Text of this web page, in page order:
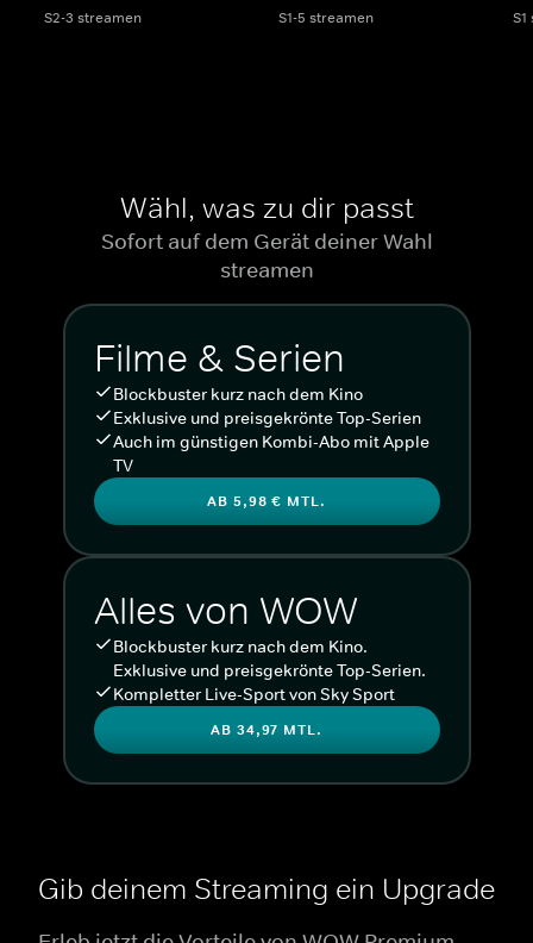
S2-3 streamen S1-5 streamen
Wähl, was zu dir passt
Sofort auf dem Gerät deiner Wahl
streamen
Filme & Serien
Blockbuster kurz nach dem Kino
Exklusive und preisgekrönte Top-Serien
Auch im günstigen Kombi-Abo mit Apple
TV
AB 5,98 € MTL.
Alles von WOW
Blockbuster kurz nach dem Kino.
Exklusive und preisgekrönte Top-Serien.
Kompletter Live-Sport von Sky Sport
AB 34,97 MTL.
Gib deinem Streaming ein Upgrade